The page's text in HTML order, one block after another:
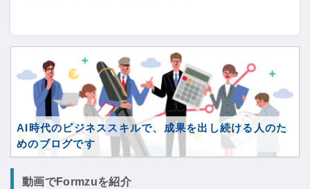
AI時代のビジネススキルで、成果を出し続ける人のた
めのブログです
動画でFormzuを紹介